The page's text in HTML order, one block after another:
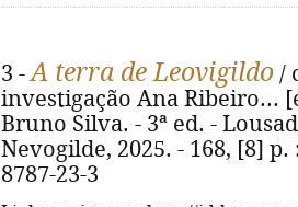
3 -A terra de Leovigildo /
investigação Ana Ribeiro...
Bruno Silva. - 3ª ed. -
Nevogilde, 2025. - 168, [8] p.
8787-23-3